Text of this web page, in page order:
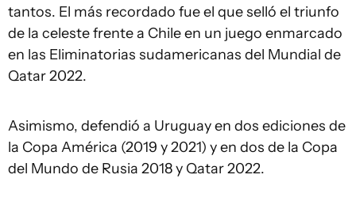
tantos. El más recordado fue el que selló el triunfo
de la celeste frente a Chile en un juego enmarcado
en las Eliminatorias sudamericanas del Mundial de
Qatar 2022.
Asimismo, defendió a Uruguay en dos ediciones de
la Copa América (2019 y 2021) y en dos de la Copa
del Mundo de Rusia 2018 y Qatar 2022.